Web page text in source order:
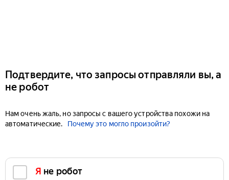
Подтвердите, что запросы отправляли вы, а
не робот
Нам очень жаль, но запросы с вашего устройства похожи на
автоматические.
Почему это могло произойти?
Я не робот